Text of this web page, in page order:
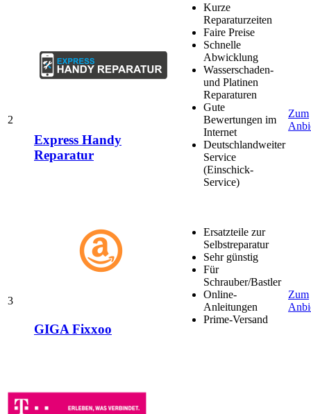
2
Express Handy
Reparatur
Kurze
Reparaturzeiten
Faire Preise
Schnelle
Abwicklung
Wasserschaden-
und Platinen
Reparaturen
Gute
Bewertungen im
Internet
Deutschlandweiter
Service
(Einschick-
Service)
Zum
3
GIGA Fixxoo
Ersatzteile zur
Selbstreparatur
Sehr günstig
Für
Schrauber/Bastler
Online-
Anleitungen
Prime-Versand
Zum